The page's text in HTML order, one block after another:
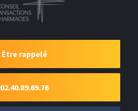
Être rappelé
02.40.89.69.76